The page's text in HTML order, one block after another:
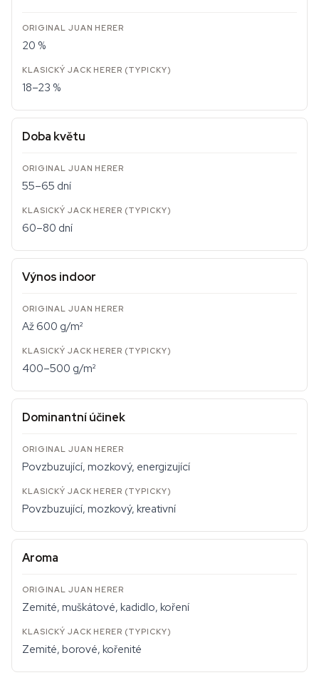
20 %
18–23 %
Doba květu
55–65 dní
60–80 dní
Výnos indoor
Až 600 g/m²
400–500 g/m²
Dominantní účinek
Povzbuzující, mozkový, energizující
Povzbuzující, mozkový, kreativní
Aroma
Zemité, muškátové, kadidlo, koření
Zemité, borové, kořenité